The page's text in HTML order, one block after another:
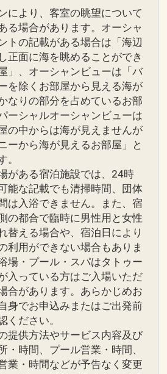
により、客室の眺望について
る場合があります。オーシャ
トの記載がある場合は「海辺
正面に海を眺めることができ
」、オーシャンビューは「バ
を除くお部屋から見える海が
なりの部分を占めているお部
ーシャルオーシャンビューは
屋の中からは海が見えませんが
ーから海が見えるお部屋」と
。
がある宿泊施設では、24時
能な記載でも清掃時間、団体
は入浴できません。また、宿
の都合で臨時に男性用と女性
替える場合や、宿泊日により
利用ができない場合もありま
場・プール・スパはタトゥー
入っている方はご入場いただ
合があります。あらかじめお
身でお申込みまたはご出発前
ください。
提供方法やサービス内容及び
・時間、プール営業・時間、
業・時間などが予告なく変更